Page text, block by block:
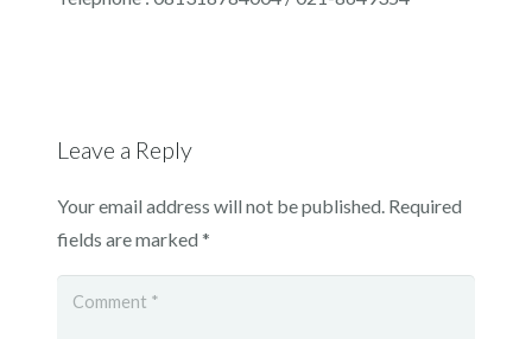
Leave a Reply
Your email address will not be published. Required
fields are marked *